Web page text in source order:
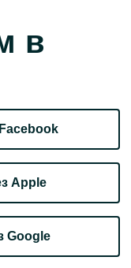
в
Apple
Google